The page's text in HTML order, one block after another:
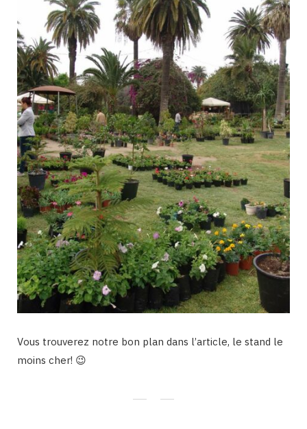
Vous trouverez notre bon plan dans l’article, le stand le
moins cher! 😉